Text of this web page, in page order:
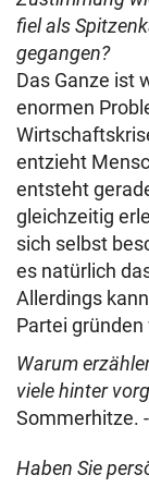
fiel als
gegangen?
Das Ganze ist
enormen
entzieht
entsteht
gleichzeitig
sich selbst
es natürlich
Allerdings
Partei gründen
Warum
viele hinter
Sommerhitze. -
Haben Sie